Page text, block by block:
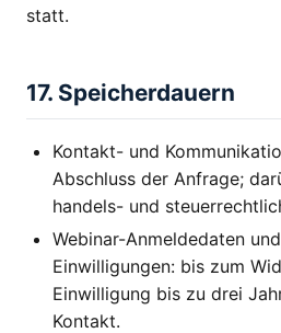
statt.
17. Speicherdauern
Kontakt- und
Abschluss der Anfrage;
handels- und
Webinar-Anmeldedaten
Einwilligungen: bis zum
Einwilligung bis zu drei
Kontakt.